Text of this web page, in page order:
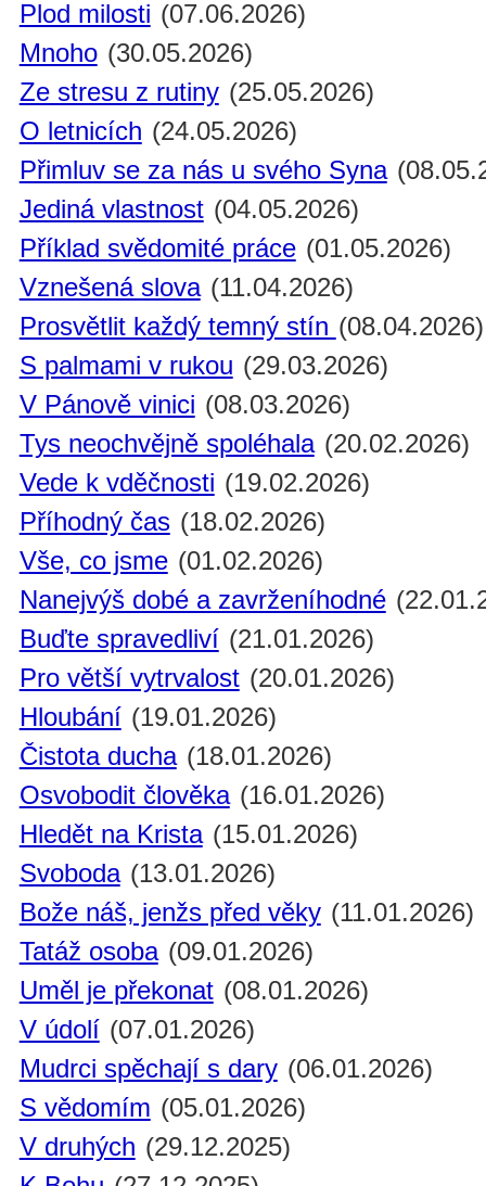
Plod milosti (07.06.2026)
Mnoho (30.05.2026)
Ze stresu z rutiny (25.05.2026)
O letnicích (24.05.2026)
Přimluv se za nás u svého Syna
Jediná vlastnost (04.05.2026)
Příklad svědomité práce (01.05.2026)
Vznešená slova (11.04.2026)
Prosvětlit každý temný stín (08.04.2026)
S palmami v rukou (29.03.2026)
V Pánově vinici (08.03.2026)
Tys neochvějně spoléhala (20.02.2026)
Vede k vděčnosti (19.02.2026)
Příhodný čas (18.02.2026)
Vše, co jsme (01.02.2026)
Nanejvýš dobé a zavrženíhodné
Buďte spravedliví (21.01.2026)
Pro větší vytrvalost (20.01.2026)
Hloubání (19.01.2026)
Čistota ducha (18.01.2026)
Osvobodit člověka (16.01.2026)
Hledět na Krista (15.01.2026)
Svoboda (13.01.2026)
Bože náš, jenžs před věky (11.01.2026)
Tatáž osoba (09.01.2026)
Uměl je překonat (08.01.2026)
V údolí (07.01.2026)
Mudrci spěchají s dary (06.01.2026)
S vědomím (05.01.2026)
V druhých (29.12.2025)